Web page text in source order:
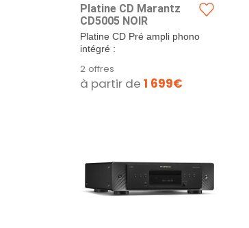
Platine CD Marantz
CD5005 NOIR
Platine CD Pré ampli phono
intégré :
2 offres
à partir de 1 699€